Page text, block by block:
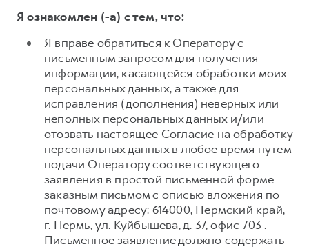
Я ознакомлен (-а) с тем, что:
Я вправе обратиться к Оператору с
письменным запросом для получения
информации, касающейся обработки моих
персональных данных, а также для
исправления (дополнения) неверных или
неполных персональных данных и/или
отозвать настоящее Согласие на обработку
персональных данных в любое время путем
подачи Оператору соответствующего
заявления в простой письменной форме
заказным письмом с описью вложения по
почтовому адресу: 614000, Пермский край,
г. Пермь, ул. Куйбышева, д. 37, офис 703 .
Письменное заявление должно содержать